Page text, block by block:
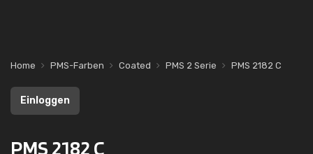
Home PMS-Farben Coated PMS 2 Serie PMS 2182 C
Einloggen
PMS 2182 C